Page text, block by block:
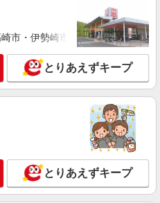
市・伊勢崎市・太田市・館林市
とりあえずキープ
とりあえずキープ